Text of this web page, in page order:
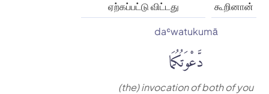
கூறினான்
ஏற்கப்பட்டு விட்டது
daʿwatukumā
دَّعْوَتُكُمَا
(the) invocation of both of you